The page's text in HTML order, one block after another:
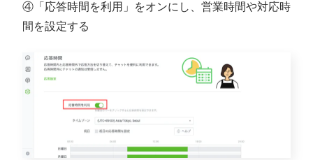
④「応答時間を利用」をオンにし、営業時間や対応時
間を設定する